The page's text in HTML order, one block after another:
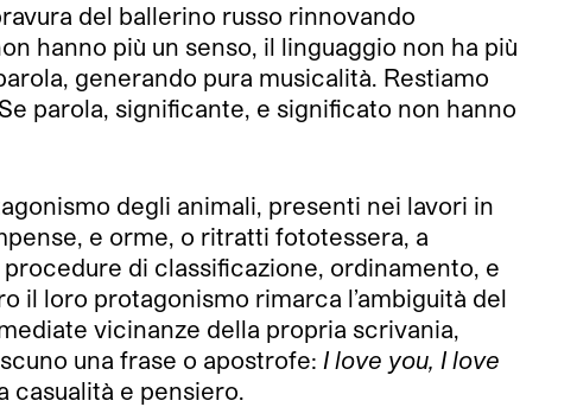
del ballerino russo rinnovando
hanno più un senso, il linguaggio non ha più
generando pura musicalità. Restiamo
parola, significante, e significato non hanno
degli animali, presenti nei lavori in
e orme, o ritratti fototessera, a
di classificazione, ordinamento, e
il loro protagonismo rimarca l’ambiguità del
vicinanze della propria scrivania,
una frase o apostrofe: I love you, I love
casualità e pensiero.